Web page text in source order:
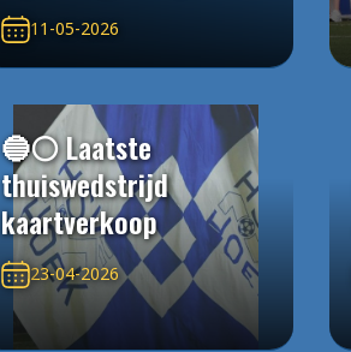
11-05-2026
🔵⚪️ Laatste
thuiswedstrijd
kaartverkoop
23-04-2026